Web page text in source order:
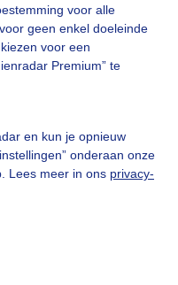
voor alle
geen enkel doeleinde
voor een
Premium” te
en kun je opnieuw
onderaan onze
Lees meer in ons privacy-